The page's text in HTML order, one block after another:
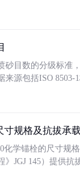
砂目数的分级标准
来源包括ISO 8503-
寸规格及抗拔承
化学锚栓的尺寸规
》JGJ 145）提供